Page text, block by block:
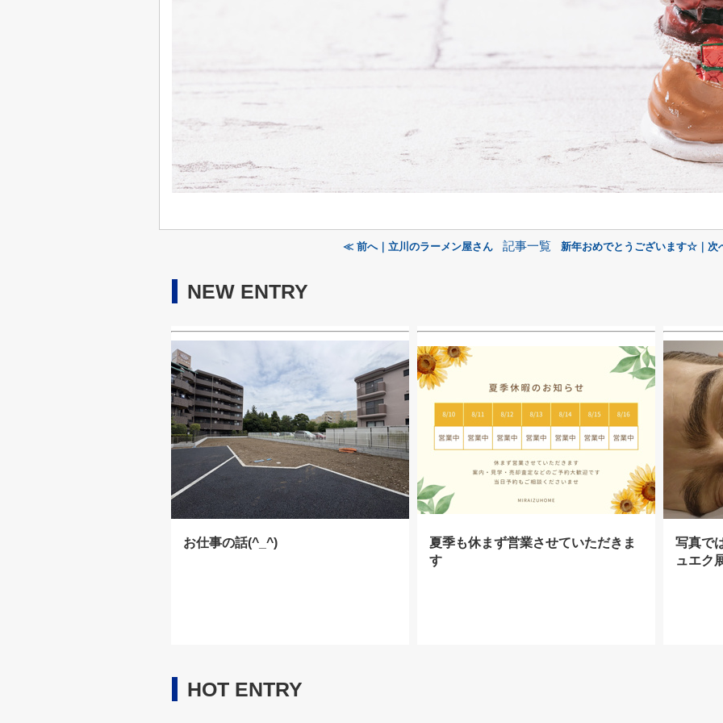
≪ 前へ｜立川のラーメン屋さん 記事一覧 新年おめでとうございます☆｜
NEW ENTRY
お仕事の話(^_^)
夏季も休まず営業させていただきま
す
写真で
ュエク
HOT ENTRY